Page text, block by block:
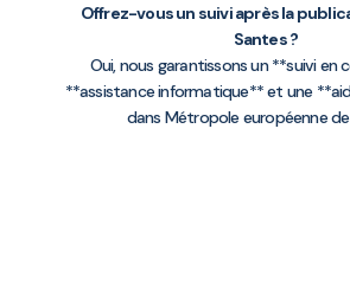
Offrez-vous un suivi après la
Santes ?
Oui, nous garantissons un **suivi en
**assistance informatique** et une
dans Métropole européenne